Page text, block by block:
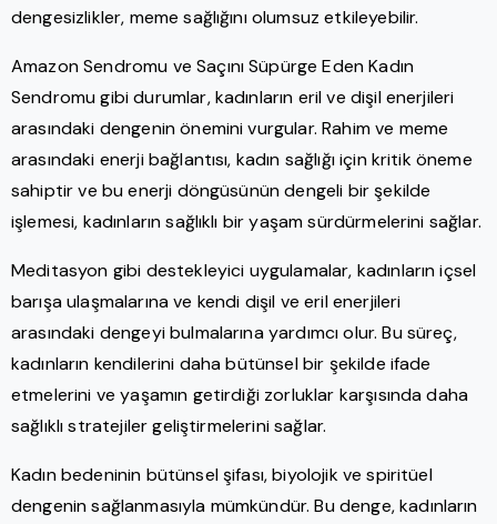
dengesizlikler, meme sağlığını olumsuz etkileyebilir.
Amazon Sendromu ve Saçını Süpürge Eden Kadın
Sendromu gibi durumlar, kadınların eril ve dişil enerjileri
arasındaki dengenin önemini vurgular. Rahim ve meme
arasındaki enerji bağlantısı, kadın sağlığı için kritik öneme
sahiptir ve bu enerji döngüsünün dengeli bir şekilde
işlemesi, kadınların sağlıklı bir yaşam sürdürmelerini sağlar.
Meditasyon gibi destekleyici uygulamalar, kadınların içsel
barışa ulaşmalarına ve kendi dişil ve eril enerjileri
arasındaki dengeyi bulmalarına yardımcı olur. Bu süreç,
kadınların kendilerini daha bütünsel bir şekilde ifade
etmelerini ve yaşamın getirdiği zorluklar karşısında daha
sağlıklı stratejiler geliştirmelerini sağlar.
Kadın bedeninin bütünsel şifası, biyolojik ve spiritüel
dengenin sağlanmasıyla mümkündür. Bu denge, kadınların